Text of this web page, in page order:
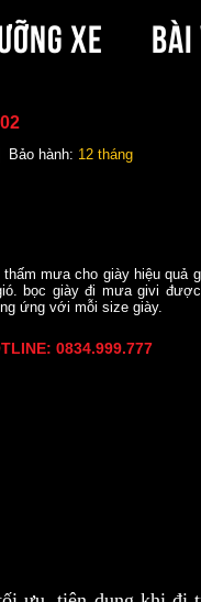
XE
Bảo hành: 12 tháng
mưa cho giày hiệu quả
bọc giày đi mưa givi
ứng với mỗi size giày.
0834.999.777